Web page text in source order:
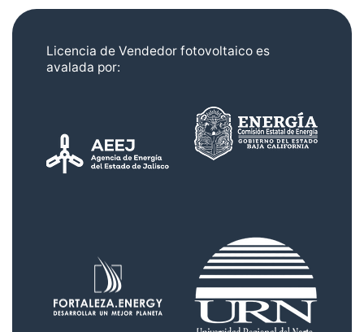
Licencia de Vendedor fotovoltaico es
avalada por: